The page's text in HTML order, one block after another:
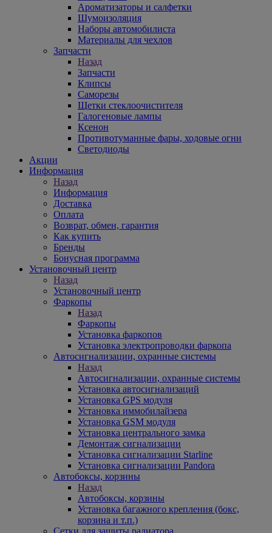
Ароматизаторы и салфетки
Шумоизоляция
Наборы автомобилиста
Материалы для чехлов
Запчасти
Назад
Запчасти
Клипсы
Саморезы
Щетки стеклоочистителя
Галогеновые лампы
Ксенон
Противотуманные фары, ходовые огни
Светодиоды
Акции
Информация
Назад
Информация
Доставка
Оплата
Возврат, обмен, гарантия
Как купить
Бренды
Бонусная программа
Установочный центр
Назад
Установочный центр
Фаркопы
Назад
Фаркопы
Установка фаркопов
Установка электропроводки фаркопа
Автосигнализации, охранные системы
Назад
Автосигнализации, охранные системы
Установка автосигнализаций
Установка GPS модуля
Установка иммобилайзера
Установка GSM модуля
Установка центрального замка
Демонтаж сигнализации
Установка сигнализации Starline
Установка сигнализации Pandora
Автобоксы, корзины
Назад
Автобоксы, корзины
Установка багажного крепления (бокс,
корзина и т.п.)
Сетки для защиты радиатора